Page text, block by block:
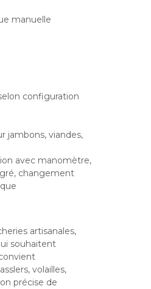
manuelle
configuration
jambons, viandes,
avec manomètre,
changement
artisanales,
souhaitent
volailles,
précise de